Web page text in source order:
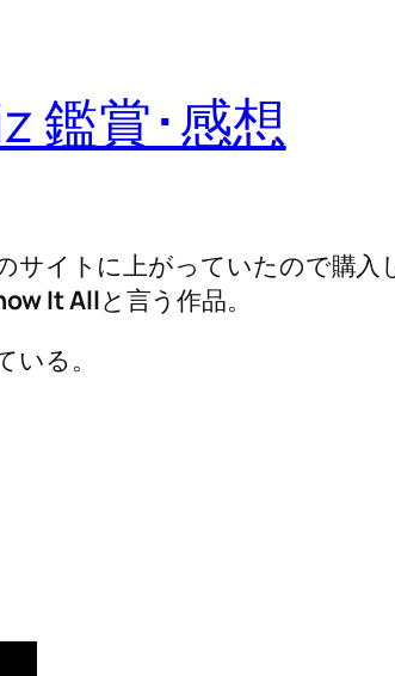
鑑賞･感想
サイトに上がっていたので購入
It Allと言う作品。
いる。